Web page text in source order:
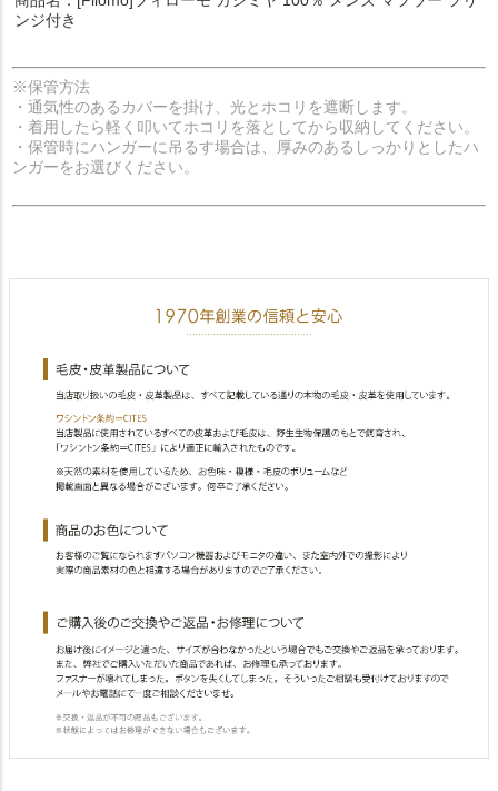
ンジ付き
※保管方法
・通気性のあるカバーを掛け、光とホコリを遮断します。
・着用したら軽く叩いてホコリを落としてから収納してください。
・保管時にハンガーに吊るす場合は、厚みのあるしっかりとしたハ
ンガーをお選びください。